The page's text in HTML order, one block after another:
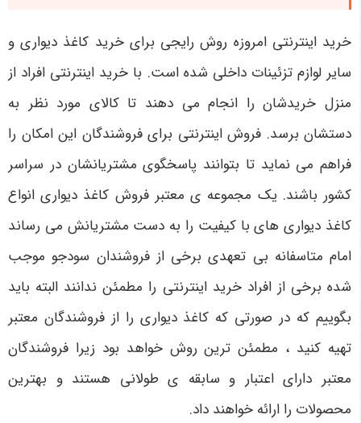
خرید اینترنتی امروزه روش رایجی برای خرید کاغذ دیواری و
سایر لوازم تزئینات داخلی شده است. با خرید اینترنتی افراد از
منزل خریدشان را انجام می دهند تا کالای مورد نظر به
دستشان برسد. فروش اینترنتی برای فروشندگان این امکان را
فراهم می نماید تا بتوانند پاسخگوی مشتریانشان در سراسر
کشور باشند. یک مجموعه ی معتبر فروش کاغذ دیواری انواع
کاغذ دیواری های با کیفیت را به دست مشتریانش می رساند
امام متاسفانه بی تعهدی برخی از فروشندان سودجو موجب
شده برخی از افراد خرید اینترنتی را مطمئن ندانند البته باید
بگوییم که در صورتی که کاغذ دیواری را از فروشندگان معتبر
تهیه کنید ، مطمئن ترین روش خواهد بود زیرا فروشندگان
معتبر دارای اعتبار و سابقه ی طولانی هستند و بهترین
محصولات را ارائه خواهند داد.